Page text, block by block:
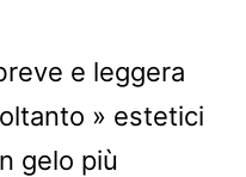
e leggera
» estetici
gelo più